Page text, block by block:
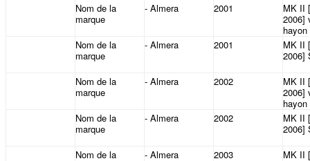
Nom de la
marque
- Almera 2001
MK II
2006]
hayon
Nom de la
marque
- Almera 2001
MK II
2006]
Nom de la
marque
- Almera 2002
MK II
2006]
hayon
Nom de la
marque
- Almera 2002
MK II
2006]
Nom de la
- Almera 2003
MK II